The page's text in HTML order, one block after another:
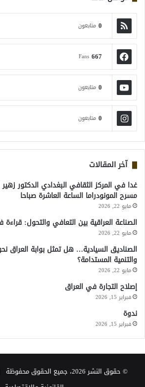
0 متابعون
667
Fans
0 متابعون
0 متابعون
آخر المقالات
غدا في المركز الثقافي البغدادي الدكتور
مسرح المونودراما الساعة العاشرة صباحا
مايو 22, 2026
الصناعة العراقية بين التعافي والتحول: قراءة في
مايو 22, 2026
الصناديق السيادية… هل تمثل بوابة العراق
والتنمية المستدامة؟
مايو 22, 2026
إصلاح التجارة في العراق
فبراير 15, 2026
ندوة
فبراير 15, 2026
© حقوق النشر 2026، جميع الحقوق